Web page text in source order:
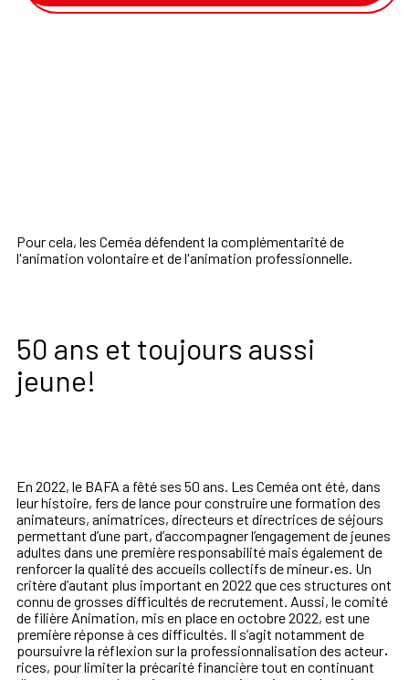
Pour cela, les Ceméa défendent la complémentarité de
l'animation volontaire et de l'animation professionnelle.
50 ans et toujours aussi
jeune!
En 2022, le BAFA a fêté ses 50 ans. Les Ceméa ont été, dans
leur histoire, fers de lance pour construire une formation des
animateurs, animatrices, directeurs et directrices de séjours
permettant d’une part, d’accompagner l’engagement de jeunes
adultes dans une première responsabilité mais également de
renforcer la qualité des accueils collectifs de mineur·es. Un
critère d’autant plus important en 2022 que ces structures ont
connu de grosses difficultés de recrutement. Aussi, le comité
de filière Animation, mis en place en octobre 2022, est une
première réponse à ces difficultés. Il s’agit notamment de
poursuivre la réflexion sur la professionnalisation des acteur·
rices, pour limiter la précarité financière tout en continuant